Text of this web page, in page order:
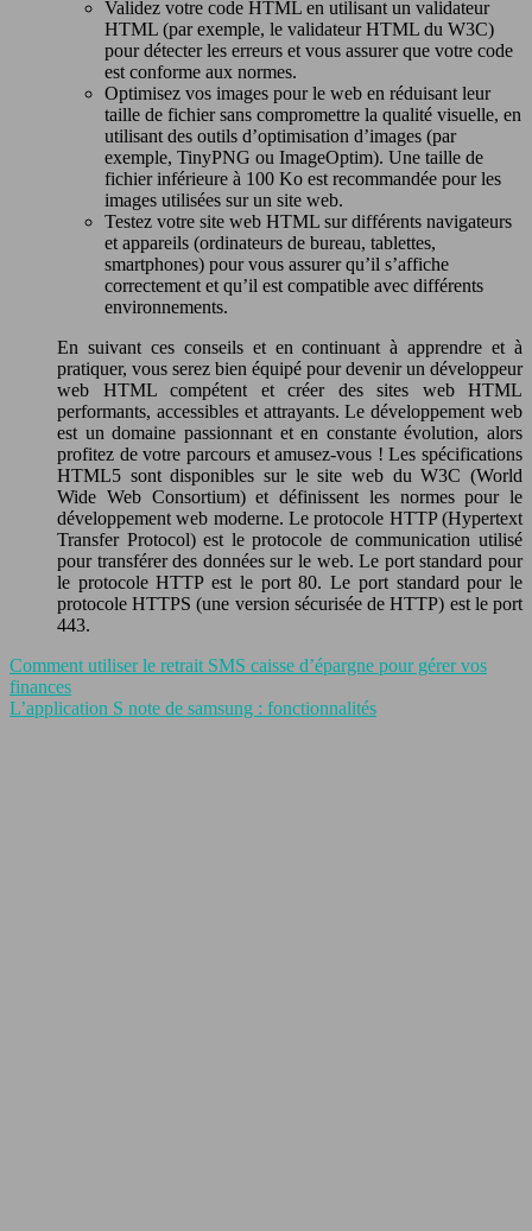
Validez votre code HTML en utilisant un validateur
HTML (par exemple, le validateur HTML du W3C)
pour détecter les erreurs et vous assurer que votre code
est conforme aux normes.
Optimisez vos images pour le web en réduisant leur
taille de fichier sans compromettre la qualité visuelle, en
utilisant des outils d’optimisation d’images (par
exemple, TinyPNG ou ImageOptim). Une taille de
fichier inférieure à 100 Ko est recommandée pour les
images utilisées sur un site web.
Testez votre site web HTML sur différents navigateurs
et appareils (ordinateurs de bureau, tablettes,
smartphones) pour vous assurer qu’il s’affiche
correctement et qu’il est compatible avec différents
environnements.
En suivant ces conseils et en continuant à apprendre et à
pratiquer, vous serez bien équipé pour devenir un développeur
web HTML compétent et créer des sites web HTML
performants, accessibles et attrayants. Le développement web
est un domaine passionnant et en constante évolution, alors
profitez de votre parcours et amusez-vous ! Les spécifications
HTML5 sont disponibles sur le site web du W3C (World
Wide Web Consortium) et définissent les normes pour le
développement web moderne. Le protocole HTTP (Hypertext
Transfer Protocol) est le protocole de communication utilisé
pour transférer des données sur le web. Le port standard pour
le protocole HTTP est le port 80. Le port standard pour le
protocole HTTPS (une version sécurisée de HTTP) est le port
443.
Comment utiliser le retrait SMS caisse d’épargne pour gérer vos
finances
L’application S note de samsung : fonctionnalités